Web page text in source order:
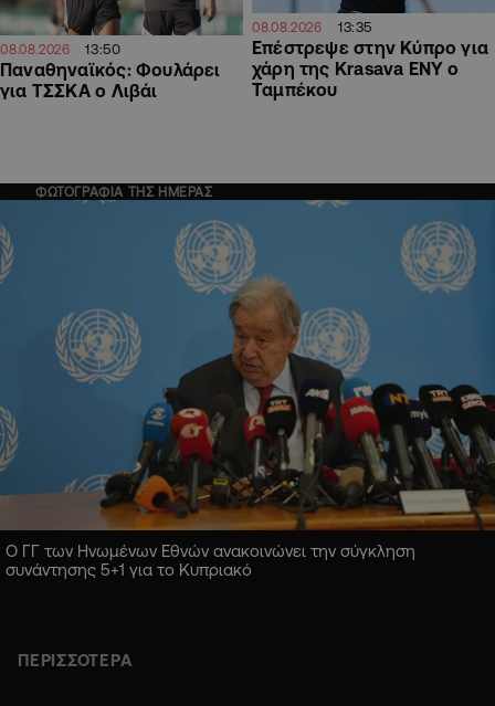
08.08.2026 13:50
Παναθηναϊκός: Φουλάρει
για ΤΣΣΚΑ ο Λιβάι
08.08.2026 13:35
Επέστρεψε στην Κύπρο για
χάρη της Krasava ΕΝΥ ο
Ταμπέκου
ΦΩΤΟΓΡΑΦΙΑ ΤΗΣ ΗΜΕΡΑΣ
Ο ΓΓ των Ηνωμένων Εθνών ανακοινώνει την σύγκληση
συνάντησης 5+1 για το Κυπριακό
ΠΕΡΙΣΣΟΤΕΡΑ